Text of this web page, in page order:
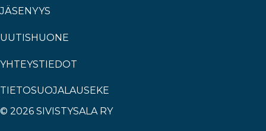
JÄSENYYS
UUTISHUONE
YHTEYSTIEDOT
TIETOSUOJALAUSEKE
© 2026 SIVISTYSALA RY